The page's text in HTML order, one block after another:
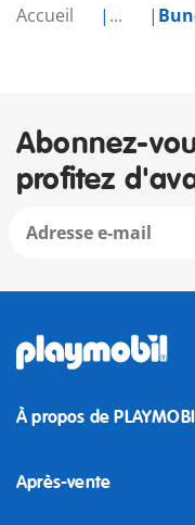
Accueil ...
Abonnez-
profitez
À propos de
Après-vente